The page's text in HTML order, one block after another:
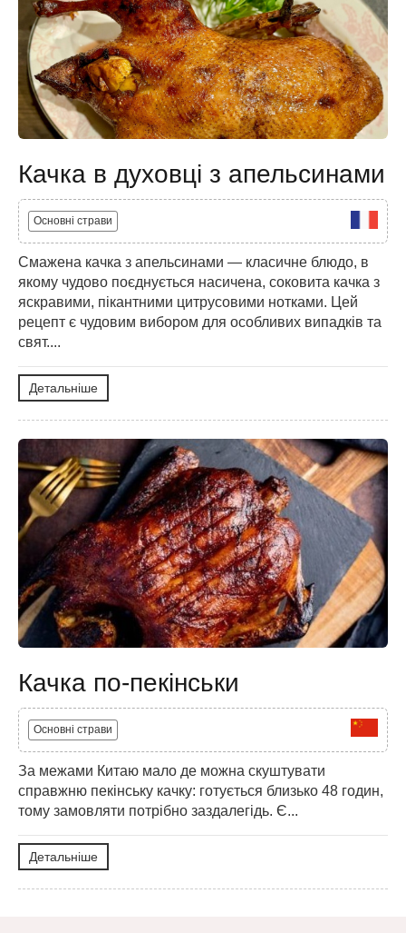
Качка в духовці з апельсинами
Основні страви
Смажена качка з апельсинами — класичне блюдо, в
якому чудово поєднується насичена, соковита качка з
яскравими, пікантними цитрусовими нотками. Цей
рецепт є чудовим вибором для особливих випадків та
свят....
Детальніше
Качка по-пекінськи
Основні страви
За межами Китаю мало де можна скуштувати
справжню пекінську качку: готується близько 48 годин,
тому замовляти потрібно заздалегідь. Є...
Детальніше